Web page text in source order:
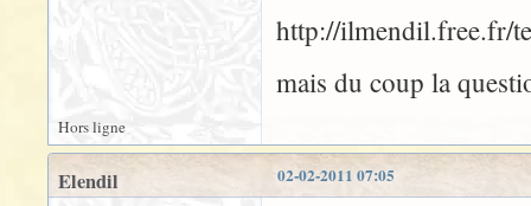
http://ilmendil.free.fr/
mais du coup la
Hors ligne
02-02-2011 07:05
Elendil